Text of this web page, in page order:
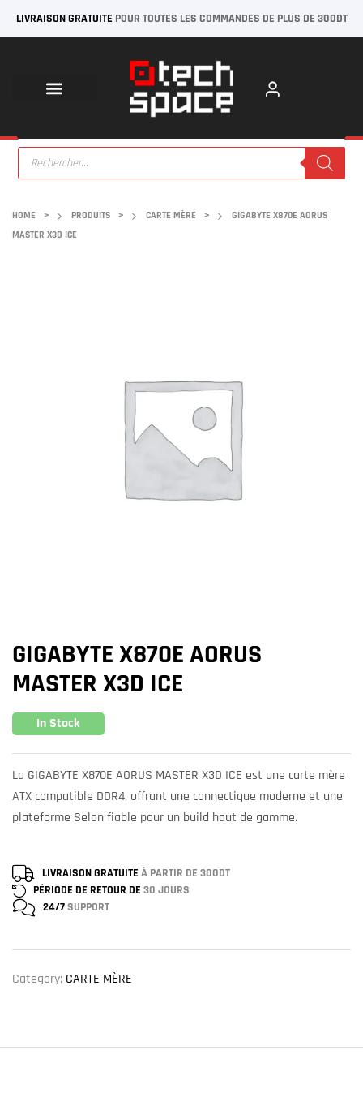
LIVRAISON GRATUITE POUR TOUTES LES COMMANDES DE PLUS DE 300DT
HOME > PRODUITS > CARTE MÈRE >
GIGABYTE X870E AORUS
MASTER X3D ICE
GIGABYTE X870E AORUS
MASTER X3D ICE
In Stock
La GIGABYTE X870E AORUS MASTER X3D ICE est une carte mère
ATX compatible DDR4, offrant une connectique moderne et une
plateforme Selon fiable pour un build haut de gamme.
LIVRAISON GRATUITE À PARTIR DE 300DT
PÉRIODE DE RETOUR DE 30 JOURS
24/7SUPPORT
Category: CARTE MÈRE